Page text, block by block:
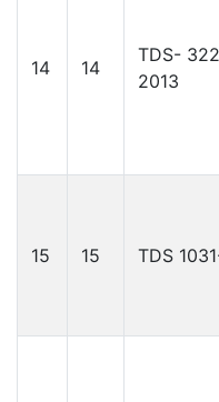
14 14
TDS-
2013
15 15 TDS